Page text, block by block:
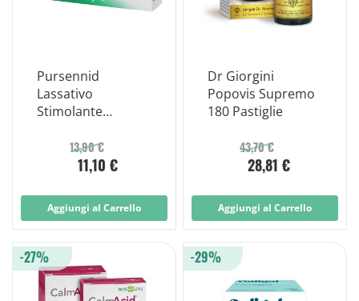
Pursennid
Lassativo
Stimolante
Stitichezza 40
Compresse
13,90 €
11,10 €
Aggiungi al Carrello
Dr Giorgini
Popovis Supremo
180 Pastiglie
43,70 €
28,81 €
Aggiungi al Carrello
-27% -29%